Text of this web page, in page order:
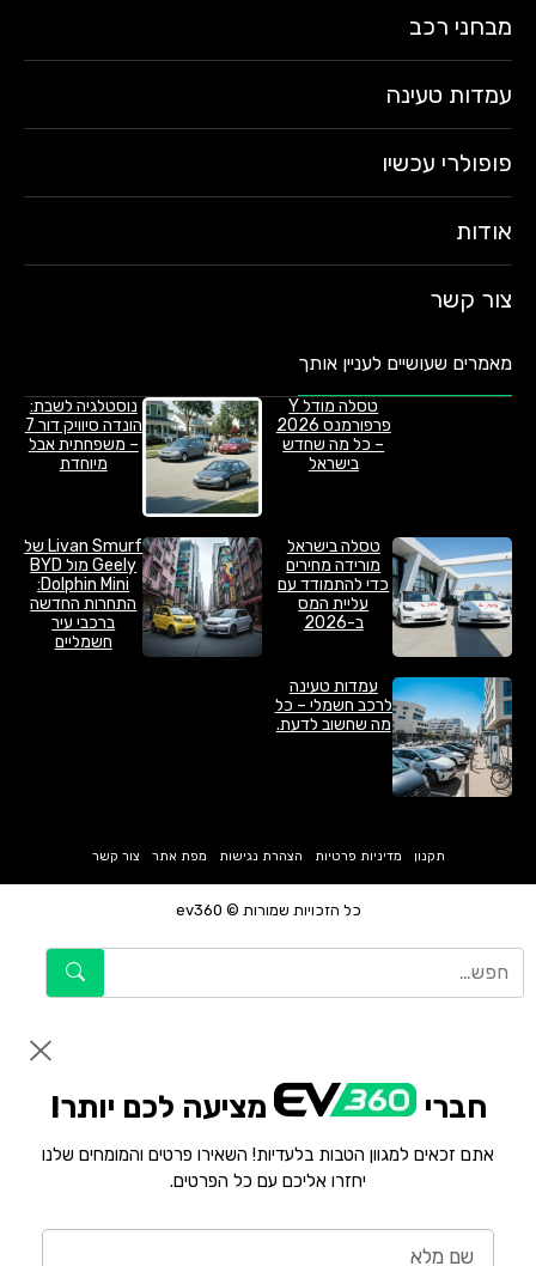
מבחני רכב
עמדות טעינה
פופולרי עכשיו
אודות
צור קשר
מאמרים שעושיים לעניין אותך
טסלה מודל Y
פרפורמנס 2026
– כל מה שחדש
בישראל
נוסטלגיה לשבת:
הונדה סיוויק דור 7
– משפחתית אבל
מיוחדת
טסלה בישראל
מורידה מחירים
כדי להתמודד עם
עליית המס
ב-2026
Livan Smurf של
Geely מול BYD
Dolphin Mini:
התחרות החדשה
ברכבי עיר
חשמליים
עמדות טעינה
לרכב חשמלי – כל
מה שחשוב לדעת.
כל הזכויות שמורות © ev360
תקנון מדיניות פרטיות הצהרת נגישות מפת אתר צור קשר
חברי מציעה לכם יותר!
אתם זכאים למגוון הטבות בלעדיות! השאירו פרטים והמומחים שלנו
יחזרו אליכם עם כל הפרטים.